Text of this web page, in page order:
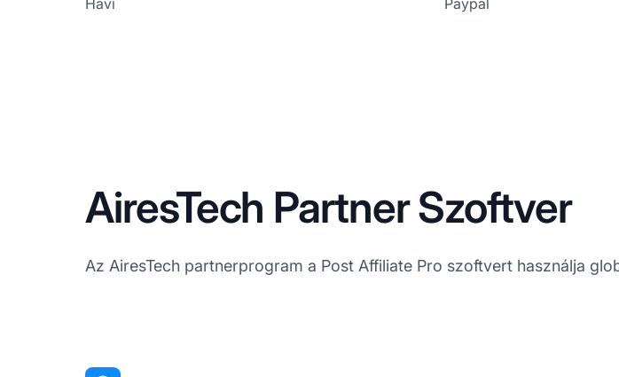
AiresTech Partner Szoftver
Az AiresTech partnerprogram a Post Affiliate Pro szoftvert használja